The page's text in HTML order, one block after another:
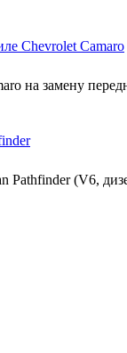
Chevrolet Camaro
на замену
Pathfinder (V6,